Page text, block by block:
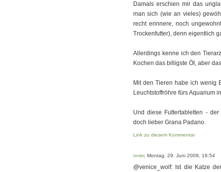
Damals erschien mir das
man sich (wie an vieles)
recht erinnere, noch
Trockenfutter), denn eigentlich
Allerdings kenne ich den
Kochen das billigste Öl, aber
Mit den Tieren habe ich wenig
Leuchtstoffröhre fürs Aquarium
Und diese Futtertabletten -
doch lieber Grana Padano.
Link zu diesem Kommentar
nnier, Montag, 29. Juni 2009, 16:54
@venice_wolf: Ist die Katze